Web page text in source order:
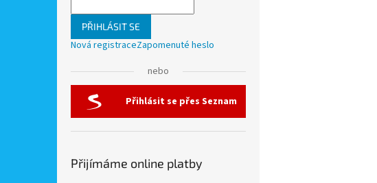
PŘIHLÁSIT SE
Nová registraceZapomenuté heslo
nebo
Přihlásit se přes Seznam
Přijímáme online platby